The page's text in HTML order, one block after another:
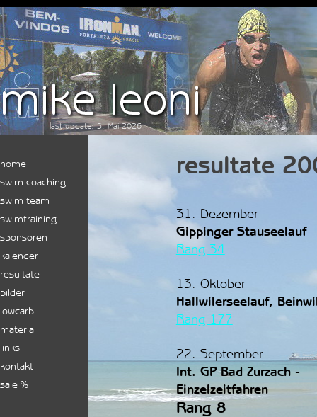
Direkt zum Seiteninhalt
last update: 5. Mai 2026
home
swim coaching
swim team
swimtraining
sponsoren
kalender
resultate
bilder
lowcarb
material
links
kontakt
sale %
resultate
31. Dezember
Gippinger Stauseelauf
Rang 34
13. Oktober
Hallwilerseelauf,
Rang 177
22. September
Int. GP Bad Zurzach -
Einzelzeitfahren
Rang 8